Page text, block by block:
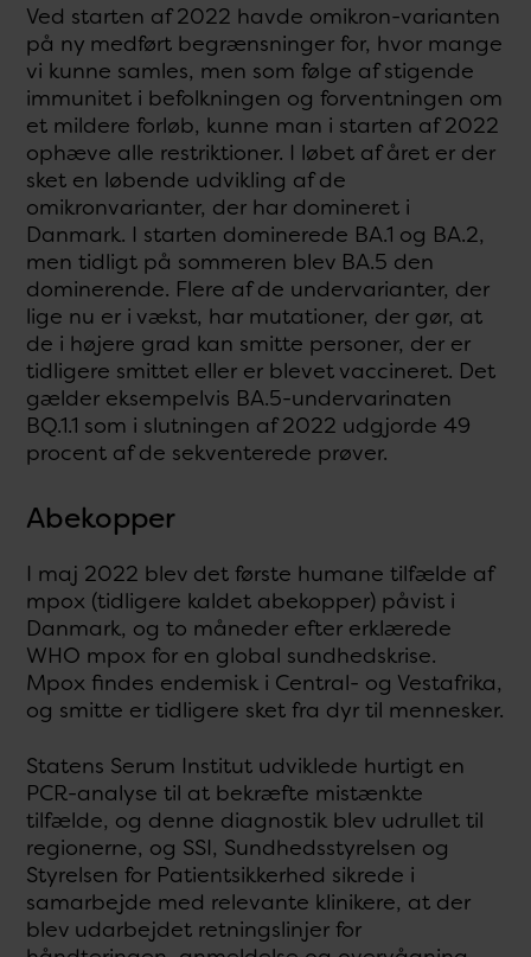
Ved starten af 2022 havde omikron-varianten
på ny medført begrænsninger for, hvor mange
vi kunne samles, men som følge af stigende
immunitet i befolkningen og forventningen om
et mildere forløb, kunne man i starten af 2022
ophæve alle restriktioner. I løbet af året er der
sket en løbende udvikling af de
omikronvarianter, der har domineret i
Danmark. I starten dominerede BA.1 og BA.2,
men tidligt på sommeren blev BA.5 den
dominerende. Flere af de undervarianter, der
lige nu er i vækst, har mutationer, der gør, at
de i højere grad kan smitte personer, der er
tidligere smittet eller er blevet vaccineret. Det
gælder eksempelvis BA.5-undervarinaten
BQ.1.1 som i slutningen af 2022 udgjorde 49
procent af de sekventerede prøver.
Abekopper
I maj 2022 blev det første humane tilfælde af
mpox (tidligere kaldet abekopper) påvist i
Danmark, og to måneder efter erklærede
WHO mpox for en global sundhedskrise.
Mpox findes endemisk i Central- og Vestafrika,
og smitte er tidligere sket fra dyr til mennesker.
Statens Serum Institut udviklede hurtigt en
PCR-analyse til at bekræfte mistænkte
tilfælde, og denne diagnostik blev udrullet til
regionerne, og SSI, Sundhedsstyrelsen og
Styrelsen for Patientsikkerhed sikrede i
samarbejde med relevante klinikere, at der
blev udarbejdet retningslinjer for